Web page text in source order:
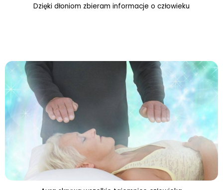
Dzięki dłoniom zbieram informacje o człowieku